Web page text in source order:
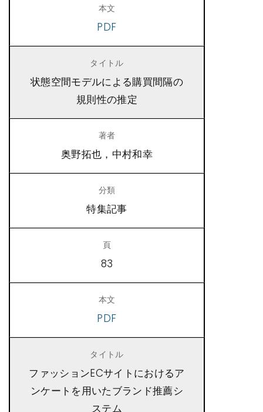
PDF
状態空間モデルによる購買間隔の
規則性の推定
奥野拓也，中村和幸
特集記事
83
PDF
ファッションECサイトにおけるア
ンケートを用いたブランド推薦シ
ステム